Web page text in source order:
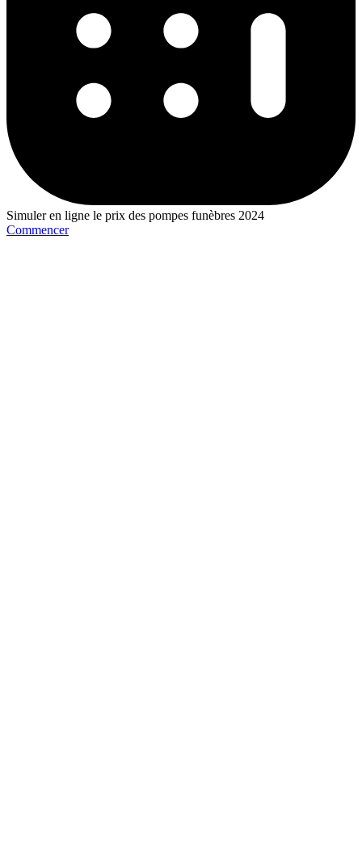
Simuler en ligne le prix des pompes funèbres 2024
Commencer